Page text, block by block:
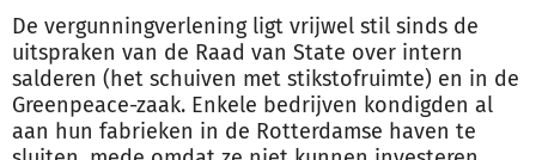
De vergunningverlening ligt vrijwel stil sinds de
uitspraken van de Raad van State over intern
salderen (het schuiven met stikstofruimte) en in de
Greenpeace-zaak. Enkele bedrijven kondigden al
aan hun fabrieken in de Rotterdamse haven te